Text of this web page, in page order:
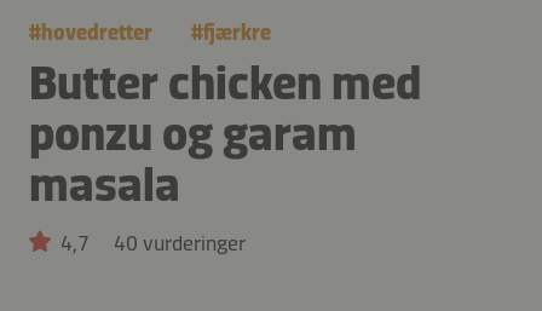
#hovedretter #fjærkre
Butter chicken med
ponzu og garam
masala
4,7 40 vurderinger